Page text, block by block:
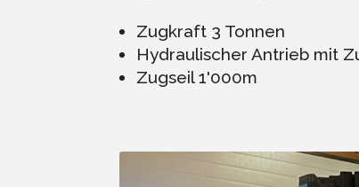
Zugkraft 3 Tonnen
Hydraulischer Antrieb mit
Zugseil 1'000m